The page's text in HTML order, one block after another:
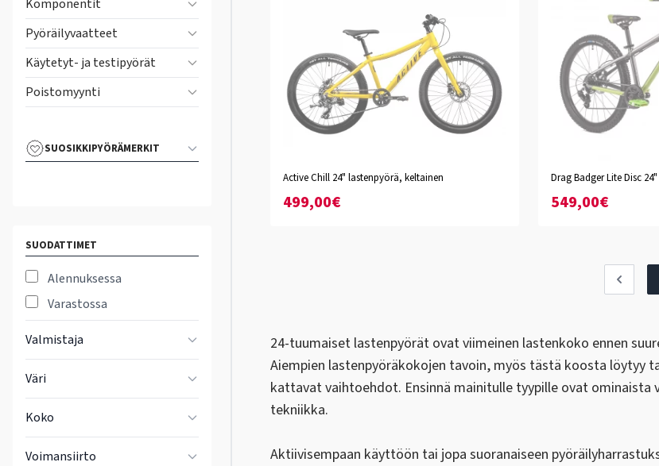
Komponentit
Pyöräilyvaatteet
Käytetyt- ja testipyörät
Poistomyynti
SUOSIKKIPYÖRÄMERKIT
SUODATTIMET
Alennuksessa
Varastossa
Valmistaja
Väri
Koko
Voimansiirto
XXS
Active Chill 24" lastenpyörä, keltainen
499,00€
Drag Badger Lite Disc 24"
549,00€
24-tuumaiset lastenpyörät ovat viimeinen lastenkoko ennen
Aiempien lastenpyöräkokojen tavoin, myös tästä koosta löytyy
kattavat vaihtoehdot. Ensinnä mainitulle tyypille ovat
tekniikka.
Aktiivisempaan käyttöön tai jopa suoranaiseen